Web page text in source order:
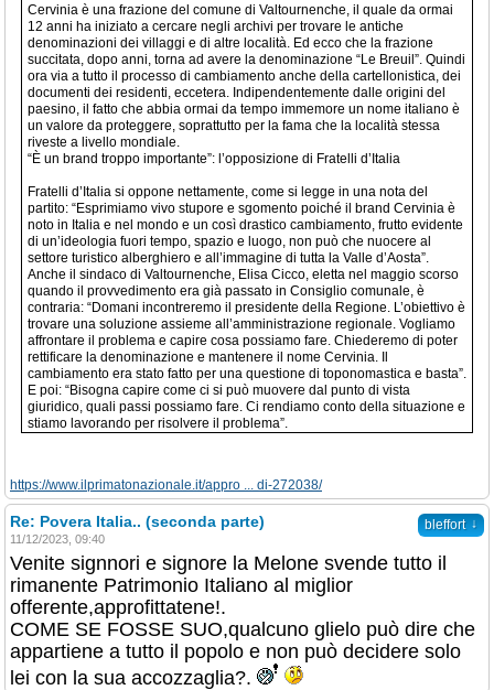
Cervinia è una frazione del comune di Valtournenche, il quale da ormai
12 anni ha iniziato a cercare negli archivi per trovare le antiche
denominazioni dei villaggi e di altre località. Ed ecco che la frazione
succitata, dopo anni, torna ad avere la denominazione “Le Breuil”. Quindi
ora via a tutto il processo di cambiamento anche della cartellonistica, dei
documenti dei residenti, eccetera. Indipendentemente dalle origini del
paesino, il fatto che abbia ormai da tempo immemore un nome italiano è
un valore da proteggere, soprattutto per la fama che la località stessa
riveste a livello mondiale.
“È un brand troppo importante”: l’opposizione di Fratelli d’Italia
Fratelli d’Italia si oppone nettamente, come si legge in una nota del
partito: “Esprimiamo vivo stupore e sgomento poiché il brand Cervinia è
noto in Italia e nel mondo e un così drastico cambiamento, frutto evidente
di un’ideologia fuori tempo, spazio e luogo, non può che nuocere al
settore turistico alberghiero e all’immagine di tutta la Valle d’Aosta”.
Anche il sindaco di Valtournenche, Elisa Cicco, eletta nel maggio scorso
quando il provvedimento era già passato in Consiglio comunale, è
contraria: “Domani incontreremo il presidente della Regione. L’obiettivo è
trovare una soluzione assieme all’amministrazione regionale. Vogliamo
affrontare il problema e capire cosa possiamo fare. Chiederemo di poter
rettificare la denominazione e mantenere il nome Cervinia. Il
cambiamento era stato fatto per una questione di toponomastica e basta”.
E poi: “Bisogna capire come ci si può muovere dal punto di vista
giuridico, quali passi possiamo fare. Ci rendiamo conto della situazione e
stiamo lavorando per risolvere il problema”.
https://www.ilprimatonazionale.it/appro ... di-272038/
bleffort ↓
Re: Povera Italia.. (seconda parte)
11/12/2023, 09:40
Venite signnori e signore la Melone svende tutto il
rimanente Patrimonio Italiano al miglior
offerente,approfittatene!.
COME SE FOSSE SUO,qualcuno glielo può dire che
appartiene a tutto il popolo e non può decidere solo
lei con la sua accozzaglia?.